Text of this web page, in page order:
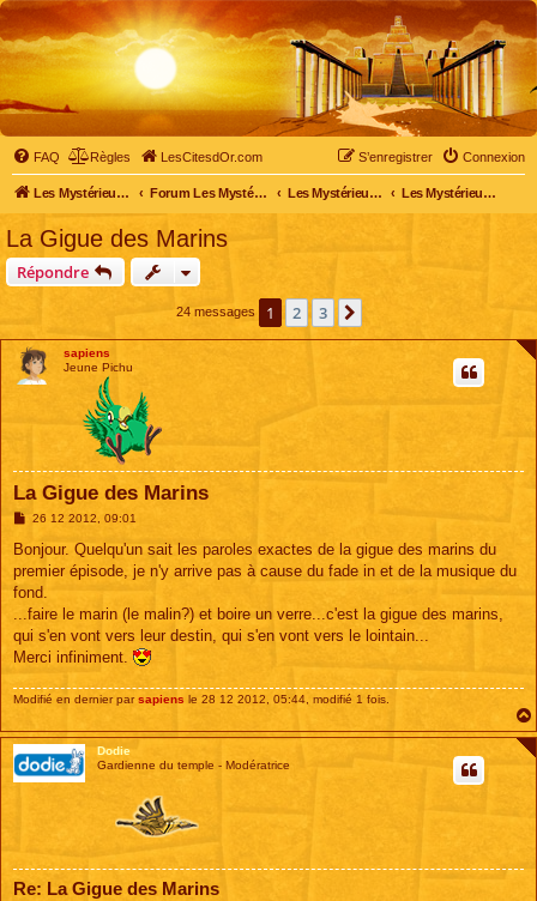
FAQ Règles LesCitesdOr.com Connexion
S’enregistrer
Les Mystérieuses Cités d'Or - LesCitesdOr.com Forum Les Mystérieuses Cités d'Or Les Mystérieuses Cités d'Or Les Mystérieuses Cités d'Or : saison 2 (2013)
La Gigue des Marins
Répondre
24 messages 1 2 3
sapiens
Jeune Pichu
La Gigue des Marins
M
s
a
g
26 12 2012, 09:01
Bonjour. Quelqu'un sait les paroles exactes de la gigue des marins du
premier épisode, je n'y arrive pas à cause du fade in et de la musique du
fond.
...faire le marin (le malin?) et boire un verre...c'est la gigue des marins,
qui s'en vont vers leur destin, qui s'en vont vers le lointain...
Merci infiniment.
Modifié en dernier parsapiens le 28 12 2012, 05:44, modifié 1 fois.
Dodie
Gardienne du temple - Modératrice
Re: La Gigue des Marins